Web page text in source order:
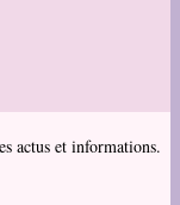
actus et informations.